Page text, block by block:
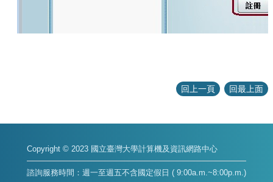
回上一頁 回最上面
Copyright © 2023 國立臺灣大學計算機及資訊網路中心
諮詢服務時間：週一至週五不含國定假日 ( 9:00a.m.~8:00p.m.)